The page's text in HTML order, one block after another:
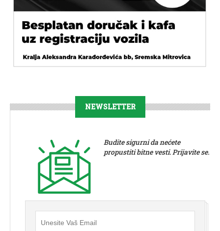
NEWSLETTER
Budite sigurni da nećete
propustiti bitne vesti. Prijavite se.